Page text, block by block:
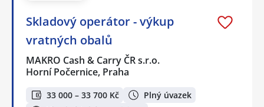
Skladový operátor - výkup
vratných obalů
MAKRO Cash & Carry ČR s.r.o.
Horní Počernice, Praha
33 000 – 33 700 Kč
Plný úvazek